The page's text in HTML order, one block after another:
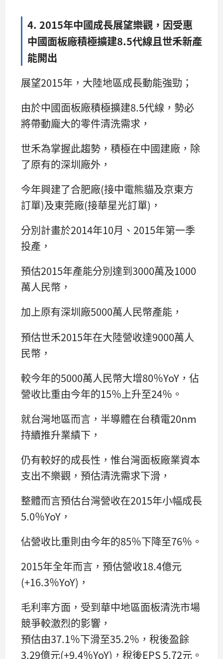
4. 2015年中國成長展望樂觀，因受惠
中國面板廠積極擴建8.5代線且世禾新產
能開出
展望2015年，大陸地區成長動能強勁；
由於中國面板廠積極擴建8.5代線，勢必
將帶動龐大的零件清洗需求，
世禾為掌握此趨勢，積極在中國建廠，除
了原有的深圳廠外，
今年興建了合肥廠(接中電熊貓及京東方
訂單)及東莞廠(接華星光訂單)，
分別計畫於2014年10月、2015年第一季
投產，
預估2015年產能分別達到3000萬及1000
萬人民幣，
加上原有深圳廠5000萬人民幣產能，
預估世禾2015年在大陸營收達9000萬人
民幣，
較今年的5000萬人民幣大增80％YoY，佔
營收比重由今年的15％上升至24％。
就台灣地區而言，半導體在台積電20nm
持續推升業績下，
仍有較好的成長性，惟台灣面板廠業資本
支出不樂觀，預估清洗需求下滑，
整體而言預估台灣營收在2015年小幅成長
5.0％YoY，
佔營收比重則由今年的85％下降至76％。
2015年全年而言，預估營收18.4億元
(+16.3％YoY)，
毛利率方面，受到華中地區面板清洗市場
競爭較激烈的影響，
預估由37.1％下滑至35.2％，稅後盈餘
3.29億元(+9.4％YoY)，稅後EPS 5.72元。